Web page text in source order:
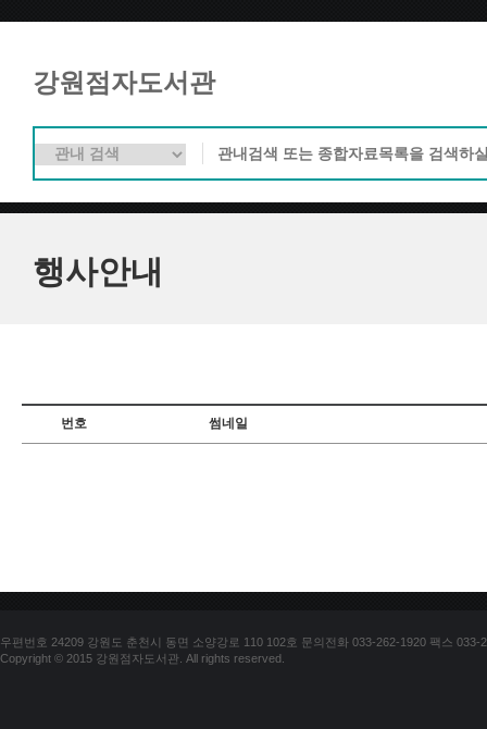
강원점자도서관
행사안내
번호 썸네일
우편번호 24209 강원도 춘천시 동면 소양강로 110 102호 문의전화 033-262-1920 팩스 033-
Copyright © 2015 강원점자도서관. All rights reserved.